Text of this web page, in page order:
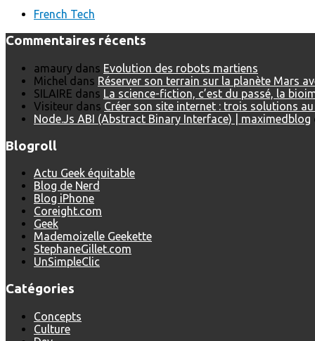
French Tech
Commentaires récents
amaury dans Evolution des robots martiens
Michel dans Réserver son terrain sur la planète Mars
SILAIRE dans La science-fiction, c’est du passé, la
Visiteur dans Créer son site internet : trois solutions au
Node.Js ABI (Abstract Binary Interface) | maximedblog
Blogroll
Actu Geek équitable
Blog de Nerd
Blog iPhone
Coreight.com
Geek
Mademoizelle Geekette
StephaneGillet.com
UnSimpleClic
Catégories
Concepts
Culture